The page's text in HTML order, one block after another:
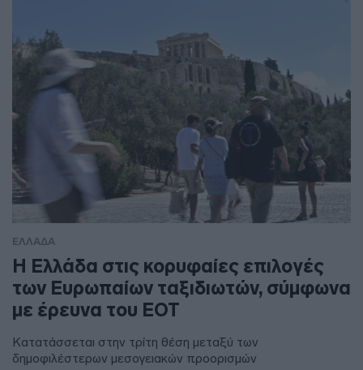
ΕΛΛΑΔΑ
Η Ελλάδα στις κορυφαίες επιλογές
των Ευρωπαίων ταξιδιωτών, σύμφωνα
με έρευνα του ΕΟΤ
Κατατάσσεται στην τρίτη θέση μεταξύ των
δημοφιλέστερων μεσογειακών προορισμών